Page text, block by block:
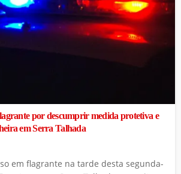
por descumprir medida protetiva e
em Serra Talhada
em flagrante na tarde desta segunda-